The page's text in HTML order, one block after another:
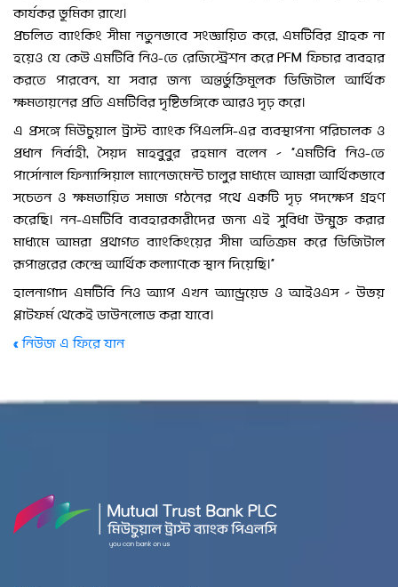
কার্যকর ভূমিকা রাখে।
প্রচলিত ব্যাংকিং সীমা নতুনভাবে সংজ্ঞায়িত করে, এমটিবির গ্রাহক না
হয়েও যে কেউ এমটিবি নিও-তে রেজিস্ট্রেশন করে PFM ফিচার ব্যবহার
করতে পারবেন, যা সবার জন্য অন্তর্ভুক্তিমূলক ডিজিটাল আর্থিক
ক্ষমতায়নের প্রতি এমটিবির দৃষ্টিভঙ্গিকে আরও দৃঢ় করে।
এ প্রসঙ্গে মিউচুয়াল ট্রাস্ট ব্যাংক পিএলসি-এর ব্যবস্থাপনা পরিচালক ও
প্রধান নির্বাহী, সৈয়দ মাহবুবুর রহমান বলেন – “এমটিবি নিও-তে
পার্সোনাল ফিন্যান্সিয়াল ম্যানেজমেন্ট চালুর মাধ্যমে আমরা আর্থিকভাবে
সচেতন ও ক্ষমতায়িত সমাজ গঠনের পথে একটি দৃঢ় পদক্ষেপ গ্রহণ
করেছি। নন-এমটিবি ব্যবহারকারীদের জন্য এই সুবিধা উন্মুক্ত করার
মাধ্যমে আমরা প্রথাগত ব্যাংকিংয়ের সীমা অতিক্রম করে ডিজিটাল
রূপান্তরের কেন্দ্রে আর্থিক কল্যাণকে স্থান দিয়েছি।”
হালনাগাদ এমটিবি নিও অ্যাপ এখন অ্যান্ড্রয়েড ও আইওএস – উভয়
প্লাটফর্ম থেকেই ডাউনলোড করা যাবে।
« নিউজ এ ফিরে যান